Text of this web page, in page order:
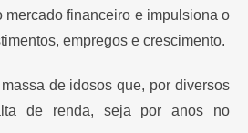
financeiro e impulsiona o
empregos e crescimento.
de idosos que, por diversos
de renda, seja por anos no